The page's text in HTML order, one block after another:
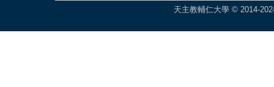
天主教輔仁大學 © 2014-